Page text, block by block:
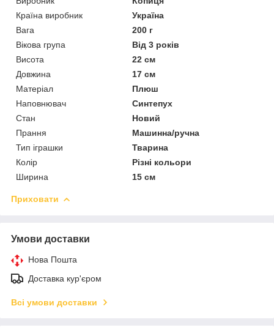
Країна виробник
Україна
Вага
200 г
Вікова група
Від 3 років
Висота
22 см
Довжина
17 см
Матеріал
Плюш
Наповнювач
Синтепух
Стан
Новий
Прання
Машинна/ручна
Тип іграшки
Тварина
Колір
Різні кольори
Ширина
15 см
Приховати
Умови доставки
Нова Пошта
Доставка кур'єром
Всі умови доставки